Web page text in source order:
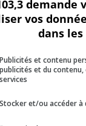
de
vos
dans
Publicités et contenu
publicités et du contenu,
services
Stocker et/ou accéder